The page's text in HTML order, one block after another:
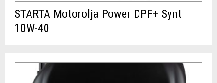
STARTA Motorolja Power DPF+ Synt
10W-40